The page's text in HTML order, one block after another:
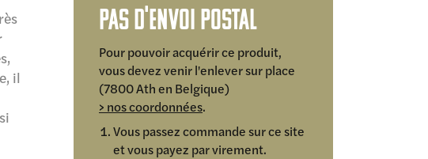
il
Pas d'envoi postal
Pour pouvoir acquérir ce produit,
vous devez venir l'enlever sur place
(7800 Ath en Belgique)
> nos coordonnées.
Vous passez commande sur ce site
et vous payez par virement.